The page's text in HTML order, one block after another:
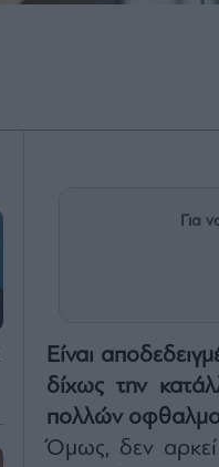
Για
Είναι
δίχως την
πολλών
Όμως, δεν